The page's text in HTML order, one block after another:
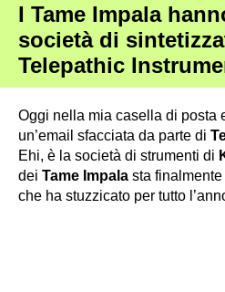
I Tame Impala
società di
Telepathic
Oggi nella mia casella di posta
un’email sfacciata da parte di
Ehi, è la società di strumenti di
dei Tame Impala sta
che ha stuzzicato per tutto